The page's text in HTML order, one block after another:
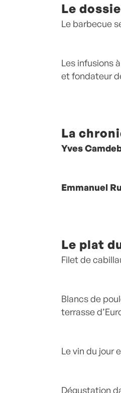
Le
Le barbecue
Les infusions
et fondateur
La
Yves
Emmanuel
Le plat
Filet de
Blancs de
terrasse
Le vin du jour
Dégustation